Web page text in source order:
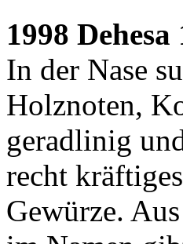
1998
In der Nase
Holznoten,
geradlinig
recht
Gewürze.